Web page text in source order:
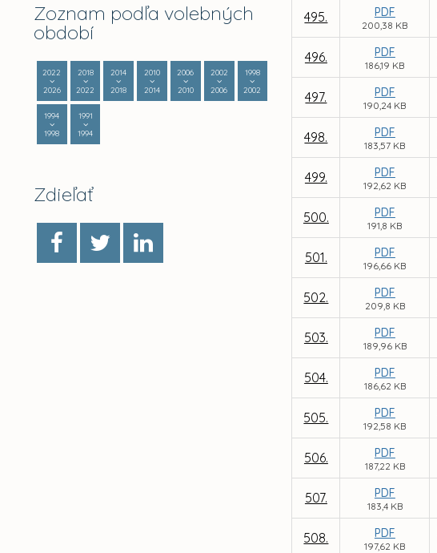
Zoznam podľa volebných
období
2022
2026
2018
2022
2014
2018
2010
2014
2006
2010
2002
2006
1998
2002
1994
1998
1991
1994
Zdieľať
495. PDF
200,38 KB
496. PDF
186,19 KB
497. PDF
190,24 KB
498. PDF
183,57 KB
499. PDF
192,62 KB
500. PDF
191,8 KB
501. PDF
196,66 KB
502. PDF
209,8 KB
503. PDF
189,96 KB
504. PDF
186,62 KB
505. PDF
192,58 KB
506. PDF
187,22 KB
507. PDF
183,4 KB
508. PDF
197,62 KB